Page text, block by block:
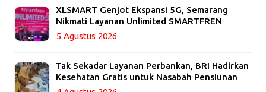
XLSMART Genjot Ekspansi 5G, Semarang
Nikmati Layanan Unlimited SMARTFREN
5 Agustus 2026
Tak Sekadar Layanan Perbankan, BRI Hadirkan
Kesehatan Gratis untuk Nasabah Pensiunan